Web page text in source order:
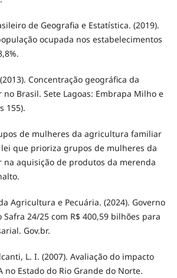
de Geografia e Estatística. (2019).
ocupada nos estabelecimentos
Concentração geográfica da
Brasil. Sete Lagoas: Embrapa Milho e
155).
de mulheres da agricultura familiar
lei que prioriza grupos de mulheres da
aquisição de produtos da merenda
Agricultura e Pecuária. (2024). Governo
Safra 24/25 com R$ 400,59 bilhões para
Gov.br.
L. I. (2007). Avaliação do impacto
no Estado do Rio Grande do Norte.